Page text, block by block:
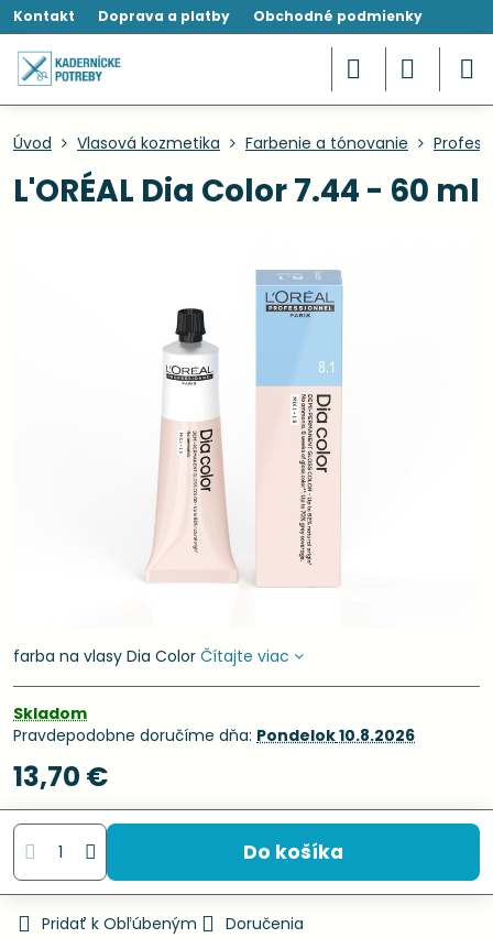
Kontakt Doprava a platby Obchodné podmienky
Úvod Vlasová kozmetika Farbenie a tónovanie
L'ORÉAL Dia Color 7.44 - 60 ml
farba na vlasy Dia Color Čítajte viac
Skladom
Pravdepodobne doručíme dňa: Pondelok10.8.2026
13,70 €
Do košíka
Pridať k Obľúbeným
Doručenia